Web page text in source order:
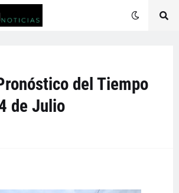
del Tiempo
de Julio